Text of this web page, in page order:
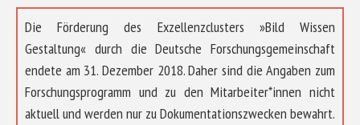
Die Förderung des Exzellenzclusters »Bild Wissen
Gestaltung« durch die Deutsche Forschungsgemeinschaft
endete am 31. Dezember 2018. Daher sind die Angaben zum
Forschungsprogramm und zu den Mitarbeiter*innen nicht
aktuell und werden nur zu Dokumentationszwecken bewahrt.